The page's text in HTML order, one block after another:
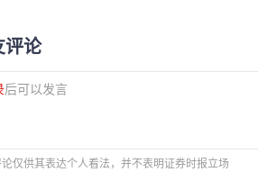
评论
后可以发言
仅供其表达个人看法，并不表明证券时报立场